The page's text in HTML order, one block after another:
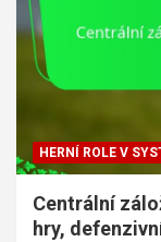
HERNÍ ROLE V
Centrální
hry,